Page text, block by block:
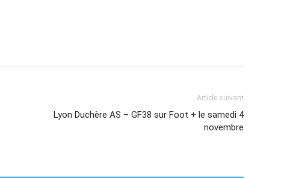
Article suivant
Lyon Duchère AS – GF38 sur Foot + le samedi 4
novembre